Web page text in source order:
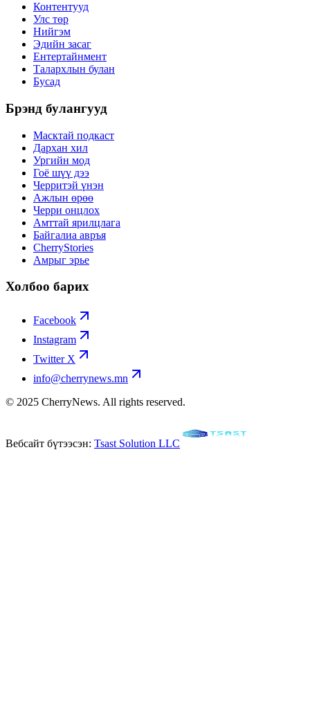
Контентууд
Улс төр
Нийгэм
Эдийн засаг
Ентертайнмент
Талархлын булан
Бусад
Брэнд булангууд
Масктай подкаст
Дархан хил
Ургийн мод
Гоё шүү дээ
Черритэй үнэн
Ажлын өрөө
Черри онцлох
Амттай ярилцлага
Байгалиа авръя
CherryStories
Амрыг эрье
Холбоо барих
Facebook
Instagram
Twitter X
info@cherrynews.mn
© 2025 CherryNews. All rights reserved.
Вебсайт бүтээсэн: Tsast Solution LLC